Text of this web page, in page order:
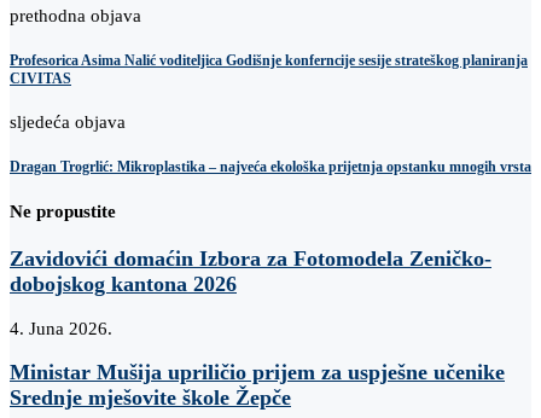
prethodna objava
Profesorica Asima Nalić voditeljica Godišnje konferncije sesije strateškog planiranja
CIVITAS
sljedeća objava
Dragan Trogrlić: Mikroplastika – najveća ekološka prijetnja opstanku mnogih vrsta
Ne propustite
Zavidovići domaćin Izbora za Fotomodela Zeničko-
dobojskog kantona 2026
4. Juna 2026.
Ministar Mušija upriličio prijem za uspješne učenike
Srednje mješovite škole Žepče